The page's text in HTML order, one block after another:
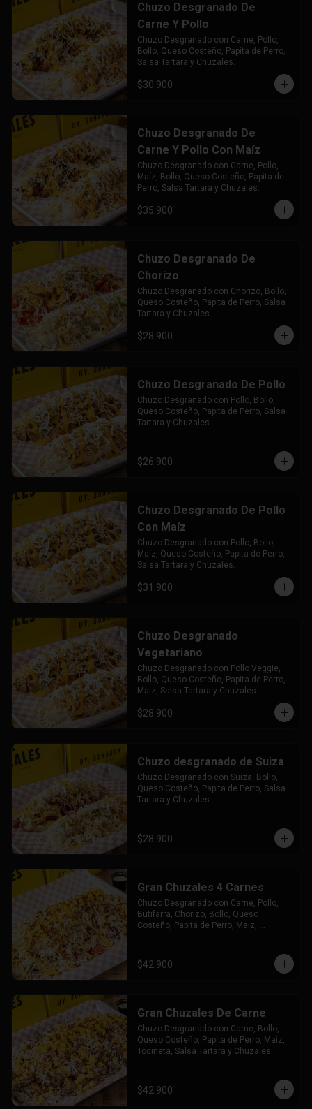
Chuzo Desgranado De
Carne Y Pollo
Chuzo Desgranado con Carne, Pollo,
Bollo, Queso Costeño, Papita de Perro,
Salsa Tartara y Chuzales.
$30.900
Chuzo Desgranado De
Carne Y Pollo Con Maíz
Chuzo Desgranado con Carne, Pollo,
Maíz, Bollo, Queso Costeño, Papita de
Perro, Salsa Tartara y Chuzales.
$35.900
Chuzo Desgranado De
Chorizo
Chuzo Desgranado con Chorizo, Bollo,
Queso Costeño, Papita de Perro, Salsa
Tartara y Chuzales.
$28.900
Chuzo Desgranado De Pollo
Chuzo Desgranado con Pollo, Bollo,
Queso Costeño, Papita de Perro, Salsa
Tartara y Chuzales.
$26.900
Chuzo Desgranado De Pollo
Con Maíz
Chuzo Desgranado con Pollo, Bollo,
Maíz, Queso Costeño, Papita de Perro,
Salsa Tartara y Chuzales.
$31.900
Chuzo Desgranado
Vegetariano
Chuzo Desgranado con Pollo Veggie,
Bollo, Queso Costeño, Papita de Perro,
Maiz, Salsa Tartara y Chuzales.
$28.900
Chuzo desgranado de Suiza
Chuzo Desgranado con Suiza, Bollo,
Queso Costeño, Papita de Perro, Salsa
Tartara y Chuzales.
$28.900
Gran Chuzales 4 Carnes
Chuzo Desgranado con Carne, Pollo,
Butifarra, Chorizo, Bollo, Queso
Costeño, Papita de Perro, Maiz,
$42.900
Gran Chuzales De Carne
Chuzo Desgranado con Carne, Bollo,
Queso Costeño, Papita de Perro, Maiz,
Tocineta, Salsa Tartara y Chuzales.
$42.900